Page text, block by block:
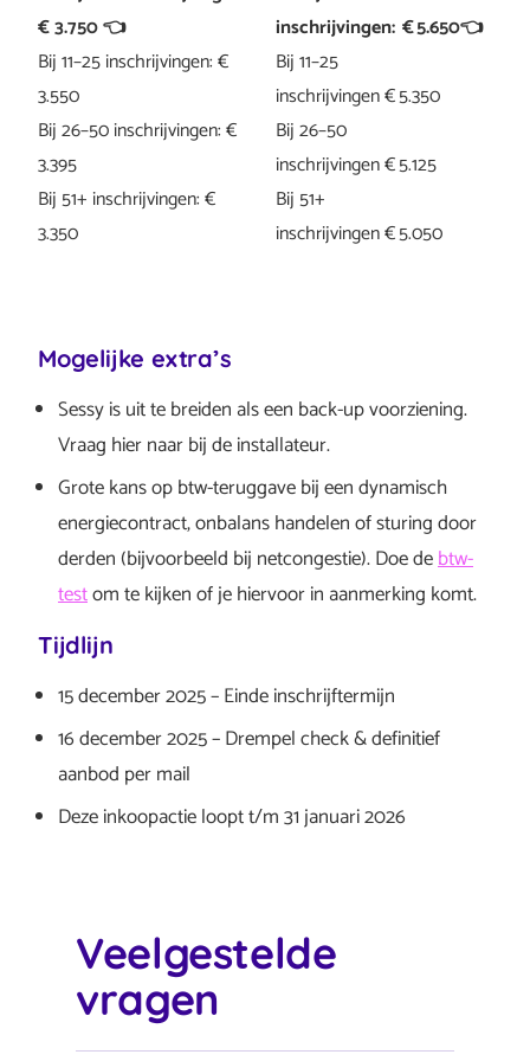
€ 3.750 👈
Bij 11–25 inschrijvingen: €
3.550
Bij 26–50 inschrijvingen: €
3.395
Bij 51+ inschrijvingen: €
3.350
inschrijvingen: € 5.650👈
Bij 11–25
inschrijvingen € 5.350
Bij 26–50
inschrijvingen € 5.125
Bij 51+
inschrijvingen € 5.050
Mogelijke extra’s
Sessy is uit te breiden als een back-up voorziening.
Vraag hier naar bij de installateur.
Grote kans op btw-teruggave bij een dynamisch
energiecontract, onbalans handelen of sturing door
derden (bijvoorbeeld bij netcongestie). Doe debtw-
testom te kijken of je hiervoor in aanmerking komt.
Tijdlijn
15 december 2025 – Einde inschrijftermijn
16 december 2025 – Drempel check & definitief
aanbod per mail
Deze inkoopactie loopt t/m 31 januari 2026
Veelgestelde
vragen